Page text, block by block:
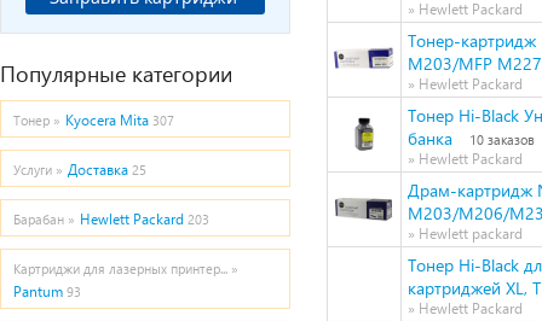
Популярные категории
Тонер » Kyocera Mita 307
Услуги » Доставка 25
Барабан » Hewlett Packard 203
Картриджи для лазерных принтер... »
Pantum 93
» Hewlett Packard
Тонер-картридж
M203/MFP
» Hewlett Packard
Тонер Hi-Black
банка
10 заказов
» Hewlett Packard
Драм-картридж
M203/M206/
» Hewlett packard
Тонер Hi-Black
картриджей XL,
» Hewlett Packard